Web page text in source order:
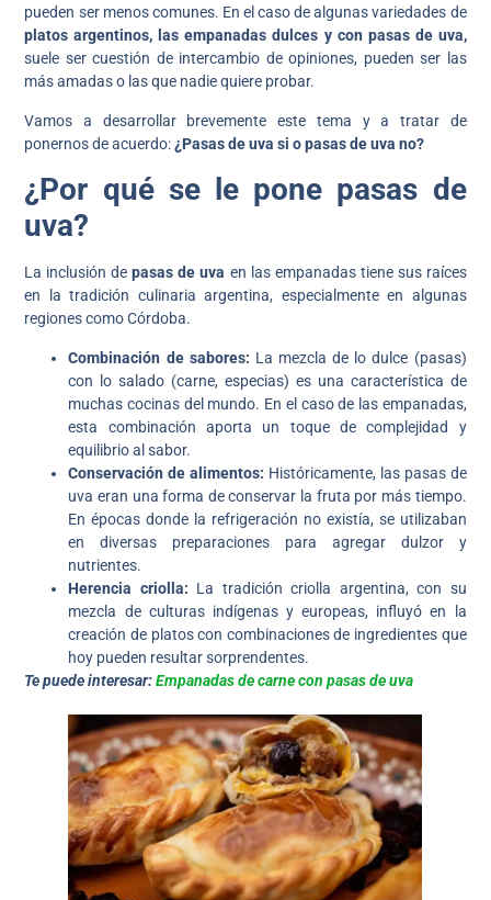
pueden ser menos comunes. En el caso de algunas variedades de
platos argentinos, las empanadas dulces y con pasas de uva,
suele ser cuestión de intercambio de opiniones, pueden ser las
más amadas o las que nadie quiere probar.
Vamos a desarrollar brevemente este tema y a tratar de
ponernos de acuerdo:¿Pasas de uva si o pasas de uva no?
¿Por qué se le pone pasas de
uva?
La inclusión depasas de uva en las empanadas tiene sus raíces
en la tradición culinaria argentina, especialmente en algunas
regiones como Córdoba.
Combinación de sabores: La mezcla de lo dulce (pasas)
con lo salado (carne, especias) es una característica de
muchas cocinas del mundo. En el caso de las empanadas,
esta combinación aporta un toque de complejidad y
equilibrio al sabor.
Conservación de alimentos: Históricamente, las pasas de
uva eran una forma de conservar la fruta por más tiempo.
En épocas donde la refrigeración no existía, se utilizaban
en diversas preparaciones para agregar dulzor y
nutrientes.
Herencia criolla: La tradición criolla argentina, con su
mezcla de culturas indígenas y europeas, influyó en la
creación de platos con combinaciones de ingredientes que
hoy pueden resultar sorprendentes.
Te puede interesar:Empanadas de carne con pasas de uva